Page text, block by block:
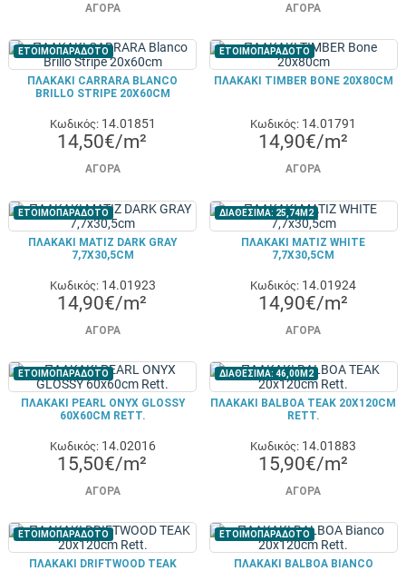
ΑΓΟΡΆ ΑΓΟΡΆ
ΕΤΟΙΜΟΠΑΡΑΔΟΤΟ
ΠΛΑΚΑΚΙ CARRARA BLANCO
BRILLO STRIPE 20X60CM
Κωδικός: 14.01851
14,50€/m²
ΑΓΟΡΆ
ΕΤΟΙΜΟΠΑΡΑΔΟΤΟ
ΠΛΑΚΑΚΙ TIMBER BONE 20X80CM
Κωδικός: 14.01791
14,90€/m²
ΑΓΟΡΆ
ΕΤΟΙΜΟΠΑΡΑΔΟΤΟ
ΠΛΑΚΑΚΙ MATIZ DARK GRAY
7,7X30,5CM
Κωδικός: 14.01923
14,90€/m²
ΑΓΟΡΆ
ΔΙΑΘΕΣΙΜΑ: 25,74M2
ΠΛΑΚΑΚΙ MATIZ WHITE
7,7X30,5CM
Κωδικός: 14.01924
14,90€/m²
ΑΓΟΡΆ
ΕΤΟΙΜΟΠΑΡΑΔΟΤΟ
ΠΛΑΚΑΚΙ PEARL ONYX GLOSSY
60X60CM RETT.
Κωδικός: 14.02016
15,50€/m²
ΑΓΟΡΆ
ΔΙΑΘΕΣΙΜΑ: 46,00M2
ΠΛΑΚΑΚΙ BALBOA TEAK 20X120CM
RETT.
Κωδικός: 14.01883
15,90€/m²
ΑΓΟΡΆ
ΕΤΟΙΜΟΠΑΡΑΔΟΤΟ
ΠΛΑΚΑΚΙ DRIFTWOOD TEAK
ΕΤΟΙΜΟΠΑΡΑΔΟΤΟ
ΠΛΑΚΑΚΙ BALBOA BIANCO